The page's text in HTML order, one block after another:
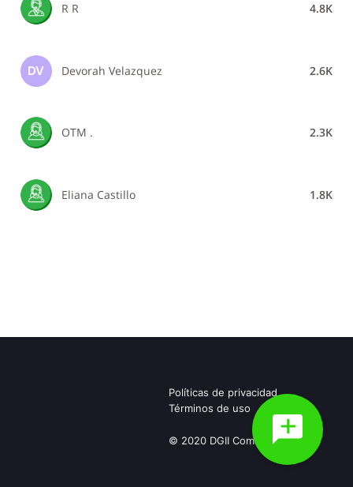
R R 4.8K
DV Devorah Velazquez 2.6K
OTM . 2.3K
Eliana Castillo 1.8K
Políticas de privacidad
Términos de uso
© 2020 DGII Community